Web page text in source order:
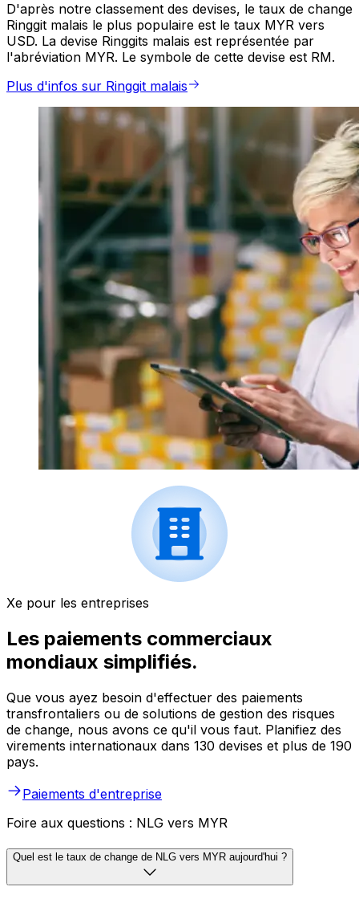
D'après notre classement des devises, le taux de change
Ringgit malais le plus populaire est le taux MYR vers
USD. La devise Ringgits malais est représentée par
l'abréviation MYR. Le symbole de cette devise est RM.
Plus d'infos sur Ringgit malais
Xe pour les entreprises
Les paiements commerciaux
mondiaux simplifiés.
Que vous ayez besoin d'effectuer des paiements
transfrontaliers ou de solutions de gestion des risques
de change, nous avons ce qu'il vous faut. Planifiez des
virements internationaux dans 130 devises et plus de 190
pays.
Paiements d'entreprise
Foire aux questions : NLG vers MYR
Quel est le taux de change de NLG vers MYR aujourd'hui ?